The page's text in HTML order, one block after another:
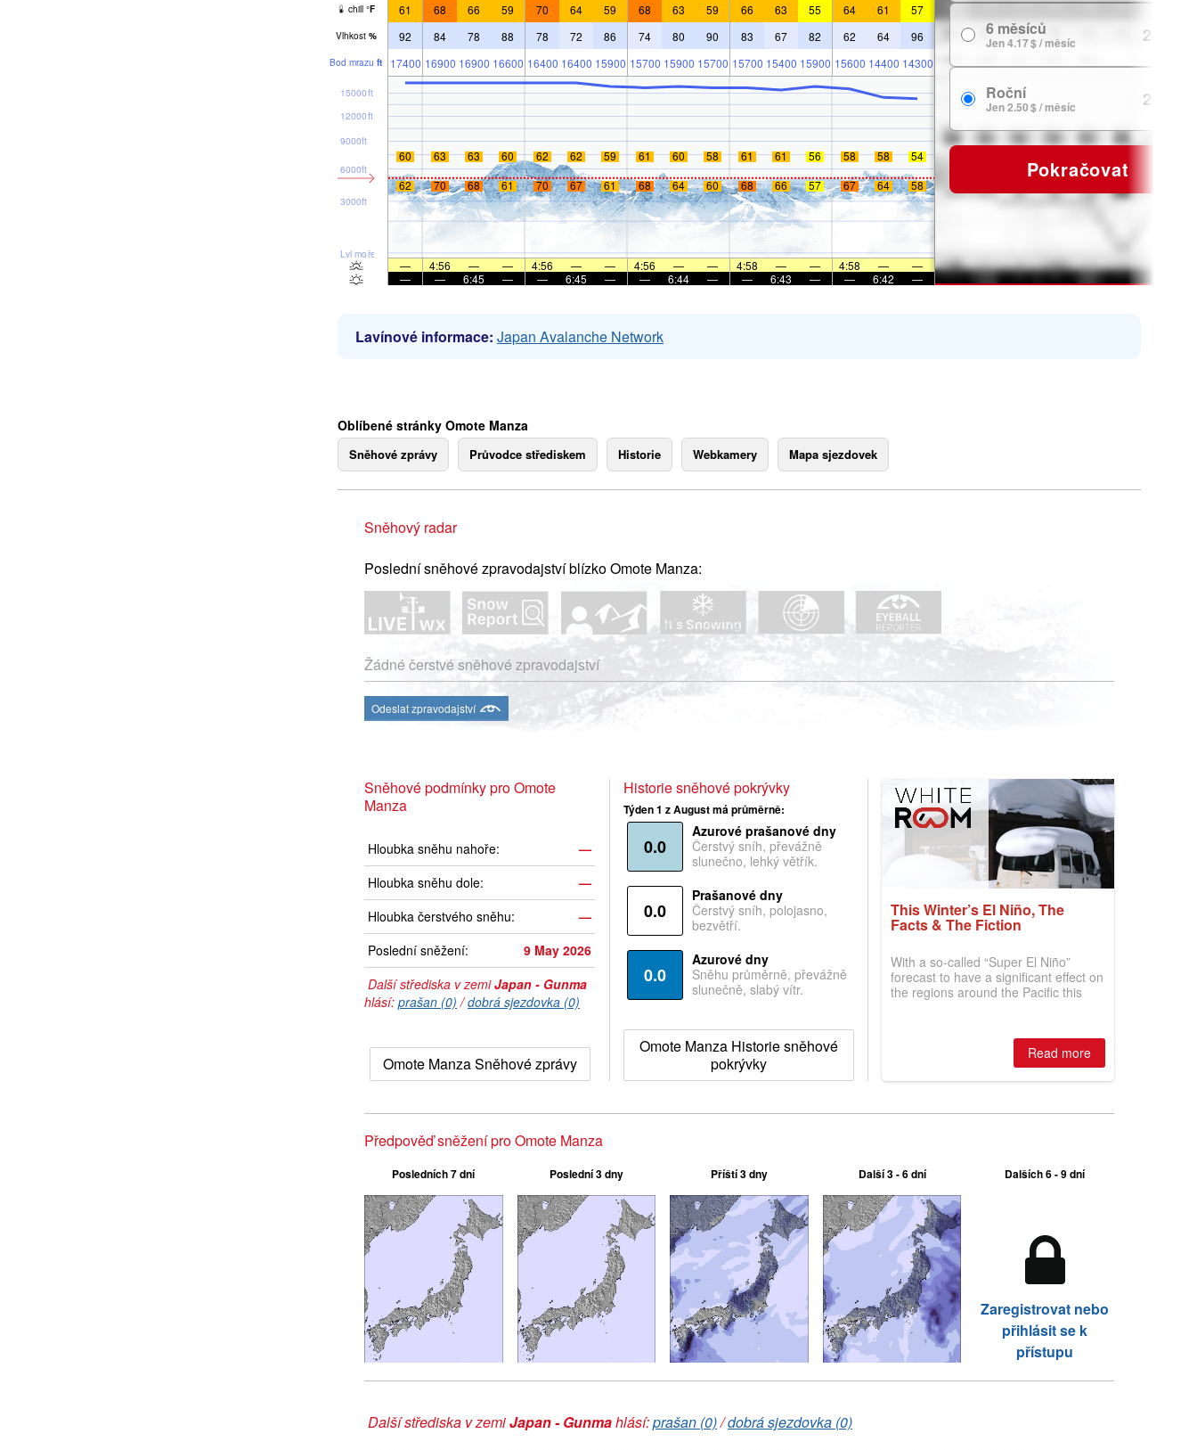
chill °F 61 68 66 59 70 64 59 68 63 59 66 63 55 64 61 57
Vlhkost % 92 84 78 88 78 72 86 74 80 90 83 67 82 62 64 96
Bod mrazu ft 17400 16900 16900 16600 16400 16400 15900 15700 15900 15700 15700 15400 15900 15600 14400 14300
Lvl moře
3000ft
6000ft
9000ft
12000ft
15000ft
60 63 63 60 62 62 59 61 60 58 61 61 56 58 58
54
62
70 68 61 70 67 61 68 64 60 68 66 57 67 64 58
— 4:56 — — 4:56 — — 4:56 — — 4:58 — — 4:58 —
—
—
— 6:45 — — 6:45 — — 6:44 — — 6:43 — — 6:42 —
6 měsíců
Jen 4.17 $ / měsíc 24.99 $
Roční
Jen 2.50 $ / měsíc 29.99 $
Pokračovat
Lavínové informace: Japan Avalanche Network
Oblíbené stránky Omote Manza
Sněhové zprávy Průvodce střediskem Historie Webkamery Mapa sjezdovek
Sněhový radar
Poslední sněhové zpravodajství blízko Omote Manza:
Žádné čerstvé sněhové zpravodajství
Odeslat zpravodajství
Sněhové podmínky pro Omote
Manza
Hloubka sněhu nahoře:
—
Hloubka sněhu dole:
—
Hloubka čerstvého sněhu:
—
Poslední sněžení:
9 May 2026
Další střediska v zemiJapan - Gunma
hlásí: prašan (0) /dobrá sjezdovka (0)
Omote Manza Sněhové zprávy
Historie sněhové pokrývky
Týden 1 z August má průměrně:
0.0
Azurové prašanové dny
Čerstvý sníh, převážně
slunečno, lehký větřík.
0.0
Prašanové dny
Čerstvý sníh, polojasno,
bezvětří.
0.0
Azurové dny
Sněhu průměrně, převážně
slunečně, slabý vítr.
Omote Manza Historie sněhové
pokrývky
This Winter’s El Niño, The
Facts & The Fiction
With a so-called “Super El Niño”
forecast to have a significant effect on
the regions around the Pacific this
where are the best odds?
Read more
Předpověď sněžení pro Omote Manza
Posledních 7 dní Poslední 3 dny Příští 3 dny Další 3 - 6 dní Dalších 6 - 9 dní
Zaregistrovat nebo
přihlásit se k
přístupu
Další střediska v zemiJapan - Gunmahlásí:prašan (0)/dobrá sjezdovka (0)